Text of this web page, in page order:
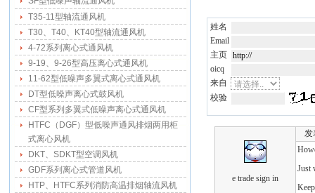
T35-11型轴流通风机
T30、T40、KT40型轴流通风机
4-72系列离心式通风机
9-19、9-26型高压离心式通风机
11-62型低噪声多翼式离心式通风机
DT型低噪声离心式鼓风机
CF型系列多翼式低噪声离心式通风机
HTFC（DGF）型低噪声通风排烟两用柜
式离心风机
DKT、SDKT型空调风机
GDF系列离心式管道风机
HTP、HTFC系列消防高温排烟轴流风机
姓名
Email
主页
oicq
来自
校验
e trade sign in
发
Just